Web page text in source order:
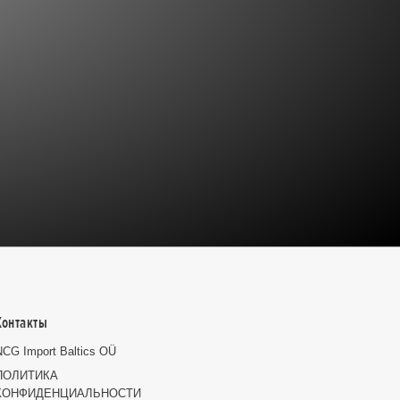
Import Baltics OÜ